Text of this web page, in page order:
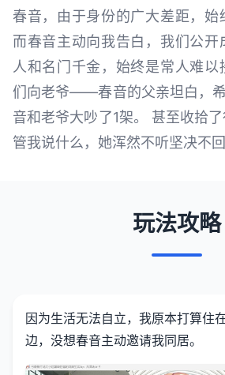
春音，由于身份的广大差距，始
而春音主动向我告白，我们公开
人和名门千金，始终是常人难
们向老爷——春音的父亲坦白，
音和老爷大吵了1架。 甚至收拾
管我说什么，她浑然不听坚决不回
玩法攻略
因为生活无法自立，我原本打算住
边，没想春音主动邀请我同居。